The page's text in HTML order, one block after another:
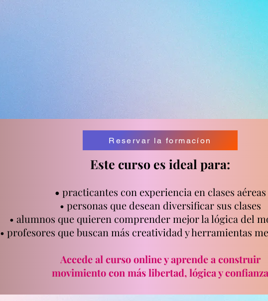
Reservar la formacíon
Este curso es ideal para:
• practicantes con experiencia en clases aéreas
• personas que desean diversificar sus clases
• alumnos que quieren comprender mejor la lógica del
• profesores que buscan más creatividad y herramientas
Accede al curso online y aprende a construir
movimiento con más libertad, lógica y confianza